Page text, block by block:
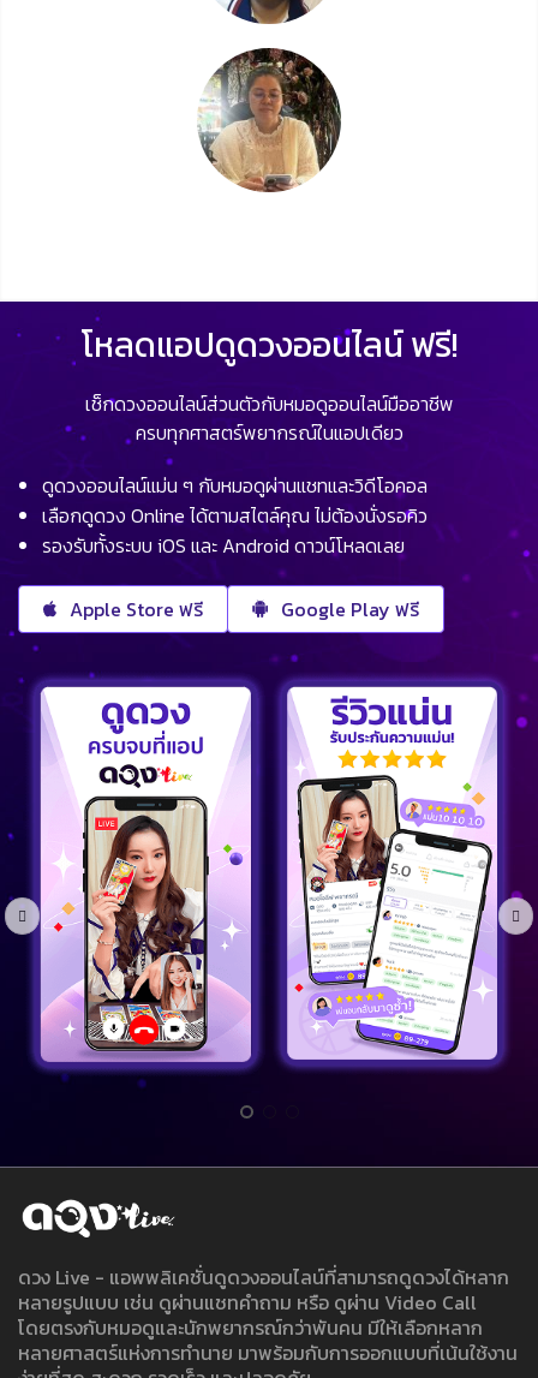
โหลดแอปดูดวงออนไลน์ ฟรี!
เช็กดวงออนไลน์ส่วนตัวกับหมอดูออนไลน์มืออาชีพ
ครบทุกศาสตร์พยากรณ์ในแอปเดียว
ดูดวงออนไลน์แม่น ๆ กับหมอดูผ่านแชทและวิดีโอคอล
เลือกดูดวง Online ได้ตามสไตล์คุณ ไม่ต้องนั่งรอคิว
รองรับทั้งระบบ iOS และ Android ดาวน์โหลดเลย
Apple Store ฟรี Google Play ฟรี
ดวง Live - แอพพลิเคชั่นดูดวงออนไลน์ที่สามารถดูดวงได้หลาก
หลายรูปแบบ เช่น ดูผ่านแชทคำถาม หรือ ดูผ่าน Video Call
โดยตรงกับหมอดูและนักพยากรณ์กว่าพันคน มีให้เลือกหลาก
หลายศาสตร์แห่งการทำนาย มาพร้อมกับการออกแบบที่เน้นใช้งาน